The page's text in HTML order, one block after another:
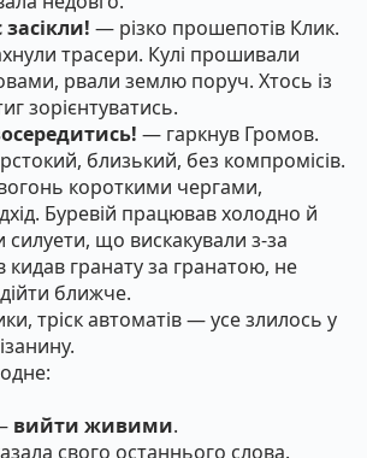
— різко прошепотів Клик.
трасери. Кулі прошивали
рвали землю поруч. Хтось із
зорієнтуватись.
— гаркнув Громов.
близький, без компромісів.
короткими чергами,
Буревій працював холодно й
що вискакували з-за
кидав гранату за гранатою, не
ближче.
тріск автоматів — усе злилось у
вийти живими.
свого останнього слова.